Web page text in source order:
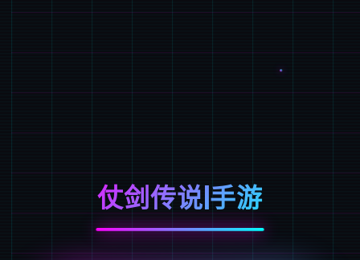
仗剑传说|手游